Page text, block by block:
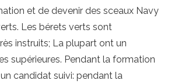
et de devenir des sceaux Navy
Les bérets verts sont
instruits; La plupart ont un
supérieures. Pendant la formation
candidat suivi: pendant la